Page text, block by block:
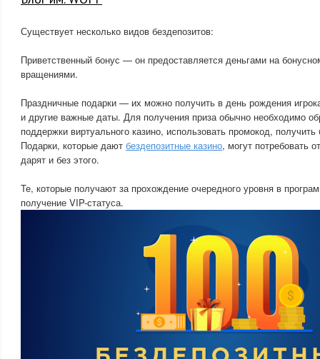
Существует несколько видов бездепозитов:
Приветственный бонус — он предоставляется деньгами на
вращениями.
Праздничные подарки — их можно получить в день рождения
и другие важные даты. Для получения приза обычно необходимо
поддержки виртуального казино, использовать промокод,
Подарки, которые дают бездепозитные казино, могут потребовать
дарят и без этого.
Те, которые получают за прохождение очередного уровня в
получение VIP-статуса.